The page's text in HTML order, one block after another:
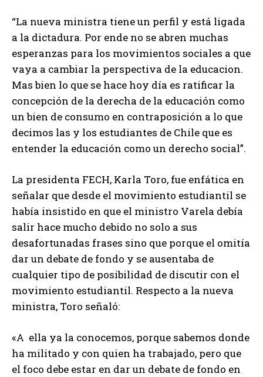
“La nueva ministra tiene un perfil y está ligada
a la dictadura. Por ende no se abren muchas
esperanzas para los movimientos sociales a que
vaya a cambiar la perspectiva de la educacion.
Mas bien lo que se hace hoy día es ratificar la
concepción de la derecha de la educación como
un bien de consumo en contraposición a lo que
decimos las y los estudiantes de Chile que es
entender la educación como un derecho social”.
La presidenta FECH, Karla Toro, fue enfática en
señalar que desde el movimiento estudiantil se
había insistido en que el ministro Varela debía
salir hace mucho debido no solo a sus
desafortunadas frases sino que porque el omitía
dar un debate de fondo y se ausentaba de
cualquier tipo de posibilidad de discutir con el
movimiento estudiantil. Respecto a la nueva
ministra, Toro señaló:
«A ella ya la conocemos, porque sabemos donde
ha militado y con quien ha trabajado, pero que
el foco debe estar en dar un debate de fondo en